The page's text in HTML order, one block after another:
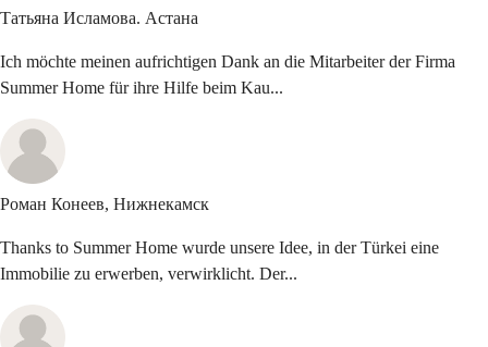
Татьяна Исламова. Астана
Ich möchte meinen aufrichtigen Dank an die Mitarbeiter der Firma
Summer Home für ihre Hilfe beim Kau...
Роман Конеев, Нижнекамск
Thanks to Summer Home wurde unsere Idee, in der Türkei eine
Immobilie zu erwerben, verwirklicht. Der...